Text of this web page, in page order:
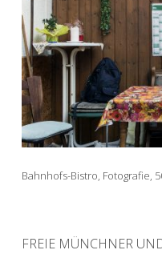
Bahnhofs-Bistro, Fotografie,
FREIE MÜNCHNER